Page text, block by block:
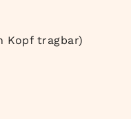
Kopf tragbar)